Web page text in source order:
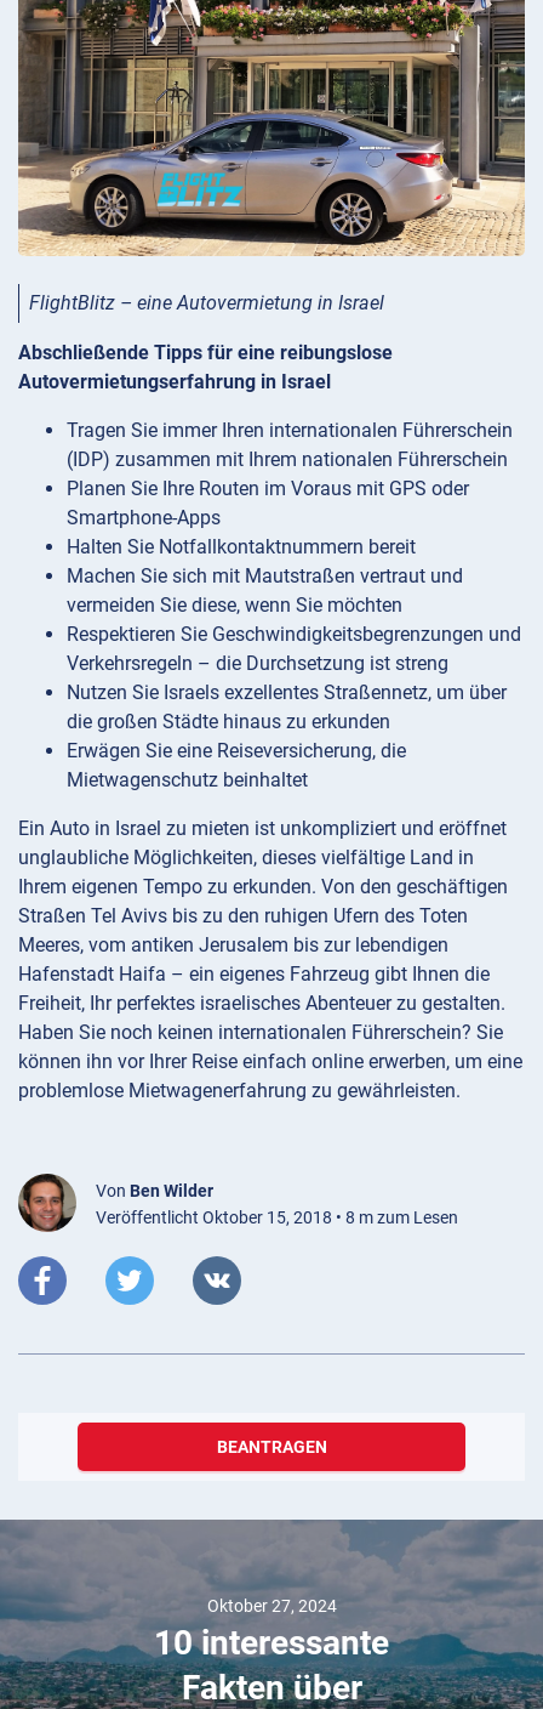
FlightBlitz – eine Autovermietung in Israel
Abschließende Tipps für eine reibungslose
Autovermietungserfahrung in Israel
Tragen Sie immer Ihren internationalen Führerschein
(IDP) zusammen mit Ihrem nationalen Führerschein
Planen Sie Ihre Routen im Voraus mit GPS oder
Smartphone-Apps
Halten Sie Notfallkontaktnummern bereit
Machen Sie sich mit Mautstraßen vertraut und
vermeiden Sie diese, wenn Sie möchten
Respektieren Sie Geschwindigkeitsbegrenzungen und
Verkehrsregeln – die Durchsetzung ist streng
Nutzen Sie Israels exzellentes Straßennetz, um über
die großen Städte hinaus zu erkunden
Erwägen Sie eine Reiseversicherung, die
Mietwagenschutz beinhaltet
Ein Auto in Israel zu mieten ist unkompliziert und eröffnet
unglaubliche Möglichkeiten, dieses vielfältige Land in
Ihrem eigenen Tempo zu erkunden. Von den geschäftigen
Straßen Tel Avivs bis zu den ruhigen Ufern des Toten
Meeres, vom antiken Jerusalem bis zur lebendigen
Hafenstadt Haifa – ein eigenes Fahrzeug gibt Ihnen die
Freiheit, Ihr perfektes israelisches Abenteuer zu gestalten.
Haben Sie noch keinen internationalen Führerschein? Sie
können ihn vor Ihrer Reise einfach online erwerben, um eine
problemlose Mietwagenerfahrung zu gewährleisten.
Von Ben Wilder
Veröffentlicht Oktober 15, 2018 • 8 m zum Lesen
BEANTRAGEN
Oktober 27, 2024
10 interessante
Fakten über